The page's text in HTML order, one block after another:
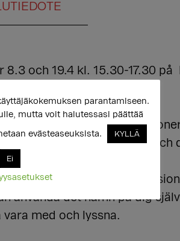
och 19.4 kl. 15.30-17.30
interkönade
trygg plats för samvaro och
referensgrupperna:
använda det namn på dig
med och lyssna.
parantamiseen.
mutta voit halutessasi päättää
evästeaseuksista. KYLLÄ
Ei